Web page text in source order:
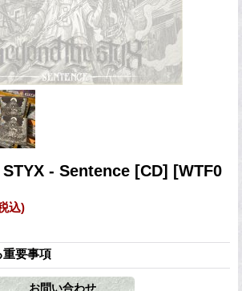
STYX - Sentence [CD] [WTF0
込)
重要事項